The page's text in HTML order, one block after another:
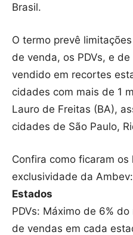
Brasil.
O termo prevê
de venda, os PDVs, e
vendido em recortes
cidades com mais de 1
Lauro de Freitas (BA),
cidades de São Paulo,
Confira como ficaram
exclusividade da Ambev:
Estados
PDVs: Máximo de 6%
de vendas em cada